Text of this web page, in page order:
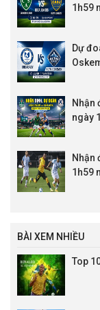
1h59
Dự
Nhận
ngày
Nhận
1h59
BÀI XEM NHIỀU
Top